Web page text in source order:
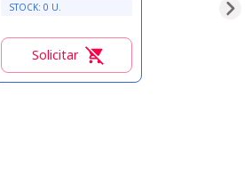
STOCK: 0 U.
Solicitar